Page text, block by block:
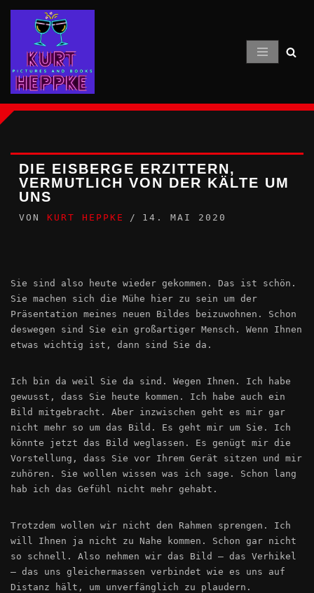
Inhalt
springen
DIE EISBERGE ERZITTERN,
VERMUTLICH VON DER KÄLTE UM
UNS
VON KURT HEPPKE 14. MAI 2020
Sie sind also heute wieder gekommen. Das ist schön.
Sie machen sich die Mühe hier zu sein um der
Präsentation meines neuen Bildes beizuwohnen. Schon
deswegen sind Sie ein großartiger Mensch. Wenn Ihnen
etwas wichtig ist, dann sind Sie da.
Ich bin da weil Sie da sind. Wegen Ihnen. Ich habe
gewusst, dass Sie heute kommen. Ich habe auch ein
Bild mitgebracht. Aber inzwischen geht es mir gar
nicht mehr so um das Bild. Es geht mir um Sie. Ich
könnte jetzt das Bild weglassen. Es genügt mir die
Vorstellung, dass Sie vor Ihrem Gerät sitzen und mir
zuhören. Sie wollen wissen was ich sage. Schon lang
hab ich das Gefühl nicht mehr gehabt.
Trotzdem wollen wir nicht den Rahmen sprengen. Ich
will Ihnen ja nicht zu Nahe kommen. Schon gar nicht
so schnell. Also nehmen wir das Bild – das Verhikel
– das uns gleichermassen verbindet wie es uns auf
Distanz hält, um unverfänglich zu plaudern.